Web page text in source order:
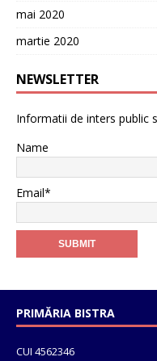
mai 2020
martie 2020
NEWSLETTER
Informatii de inters public
Name
Email*
PRIMĂRIA BISTRA
CUI 4562346